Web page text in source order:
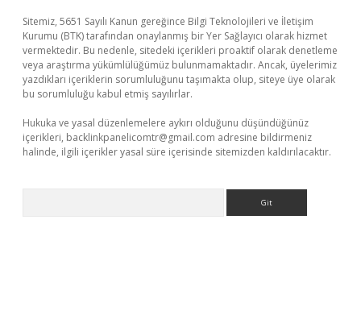
Sitemiz, 5651 Sayılı Kanun gereğince Bilgi Teknolojileri ve İletişim
Kurumu (BTK) tarafından onaylanmış bir Yer Sağlayıcı olarak hizmet
vermektedir. Bu nedenle, sitedeki içerikleri proaktif olarak denetleme
veya araştırma yükümlülüğümüz bulunmamaktadır. Ancak, üyelerimiz
yazdıkları içeriklerin sorumluluğunu taşımakta olup, siteye üye olarak
bu sorumluluğu kabul etmiş sayılırlar.
Hukuka ve yasal düzenlemelere aykırı olduğunu düşündüğünüz
içerikleri, backlinkpanelicomtr@gmail.com adresine bildirmeniz
halinde, ilgili içerikler yasal süre içerisinde sitemizden kaldırılacaktır.